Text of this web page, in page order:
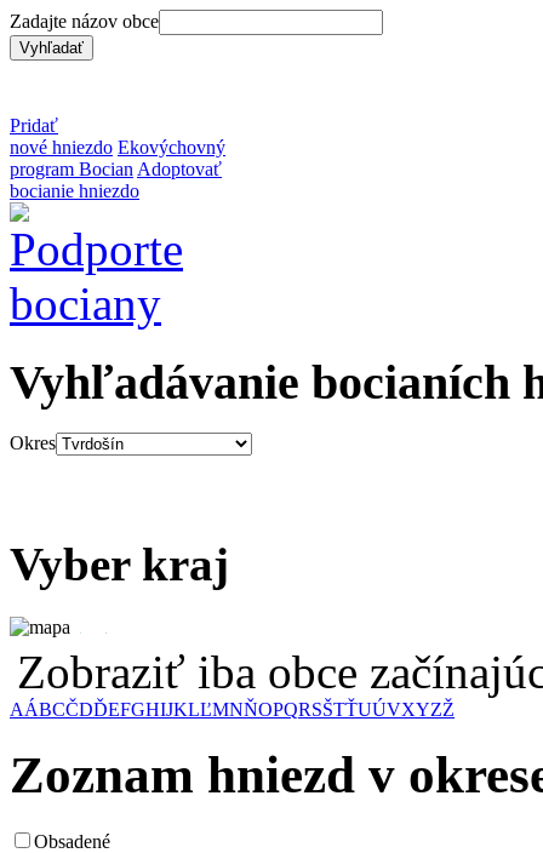
Zadajte názov obce
Pridať
nové hniezdo Ekovýchovný
program Bocian Adoptovať
bocianie hniezdo
Vyhľadávanie bocianích
Okres
Vyber kraj
Zobraziť iba obce
AÁBCČDĎEFGHIJKLĽMNŇOPQRSŠTŤUÚVXYZŽ
Zoznam hniezd v
Obsadené